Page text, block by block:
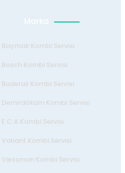
Marka
Baymak Kombi Servisi
Bosch Kombi Servisi
Buderus Kombi Servisi
Demirdöküm Kombi Servisi
E.C.A Kombi Servisi
Valiant Kombi Servisi
Viessman Kombi Servisi